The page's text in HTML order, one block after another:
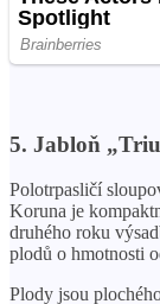
5. Jabloň
Polotrpasličí
Koruna je
druhého roku
plodů o hmotnosti
Plody jsou